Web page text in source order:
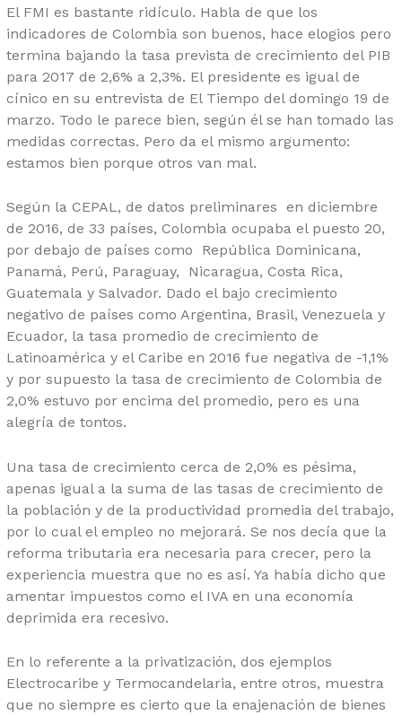
El FMI es bastante ridículo. Habla de que los
indicadores de Colombia son buenos, hace elogios pero
termina bajando la tasa prevista de crecimiento del PIB
para 2017 de 2,6% a 2,3%. El presidente es igual de
cínico en su entrevista de El Tiempo del domingo 19 de
marzo. Todo le parece bien, según él se han tomado las
medidas correctas. Pero da el mismo argumento:
estamos bien porque otros van mal.
Según la CEPAL, de datos preliminares en diciembre
de 2016, de 33 países, Colombia ocupaba el puesto 20,
por debajo de países como República Dominicana,
Panamá, Perú, Paraguay, Nicaragua, Costa Rica,
Guatemala y Salvador. Dado el bajo crecimiento
negativo de países como Argentina, Brasil, Venezuela y
Ecuador, la tasa promedio de crecimiento de
Latinoamérica y el Caribe en 2016 fue negativa de -1,1%
y por supuesto la tasa de crecimiento de Colombia de
2,0% estuvo por encima del promedio, pero es una
alegría de tontos.
Una tasa de crecimiento cerca de 2,0% es pésima,
apenas igual a la suma de las tasas de crecimiento de
la población y de la productividad promedia del trabajo,
por lo cual el empleo no mejorará. Se nos decía que la
reforma tributaria era necesaria para crecer, pero la
experiencia muestra que no es así. Ya había dicho que
amentar impuestos como el IVA en una economía
deprimida era recesivo.
En lo referente a la privatización, dos ejemplos
Electrocaribe y Termocandelaria, entre otros, muestra
que no siempre es cierto que la enajenación de bienes